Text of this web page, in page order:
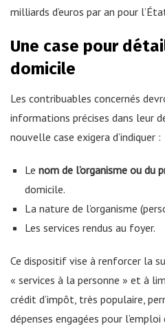
milliards d’euros par an pour
Une case pour
domicile
Les contribuables concernés
informations précises dans leur
nouvelle case exigera d’indiquer :
Le nom de l’organisme ou du
domicile.
La nature de l’organisme
Les services rendus au foyer.
Ce dispositif vise à renforcer la
« services à la personne » et à
crédit d’impôt, très populaire,
dépenses engagées pour